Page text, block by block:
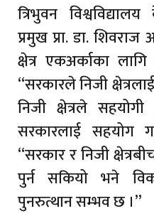
त्रिभुवन
प्रमुख प्रा. डा.
क्षेत्र एकअर्काका
“सरकारले निजी
निजी क्षेत्रले
सरकारलाई सहयोग
“सरकार र निजी
पुर्न सकियो भने
पुनरुत्थान सम्भव छ ।”